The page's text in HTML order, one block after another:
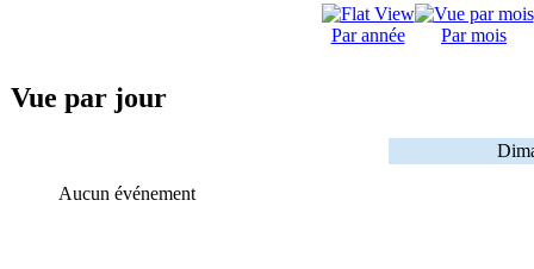
Par année Par mois
Vue par jour
Aucun événement